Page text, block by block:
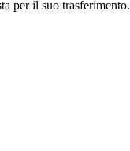
per il suo trasferimento.